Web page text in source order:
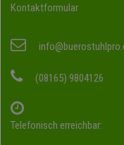
Kontaktformular
(08165) 9804126
Telefonisch erreichbar: